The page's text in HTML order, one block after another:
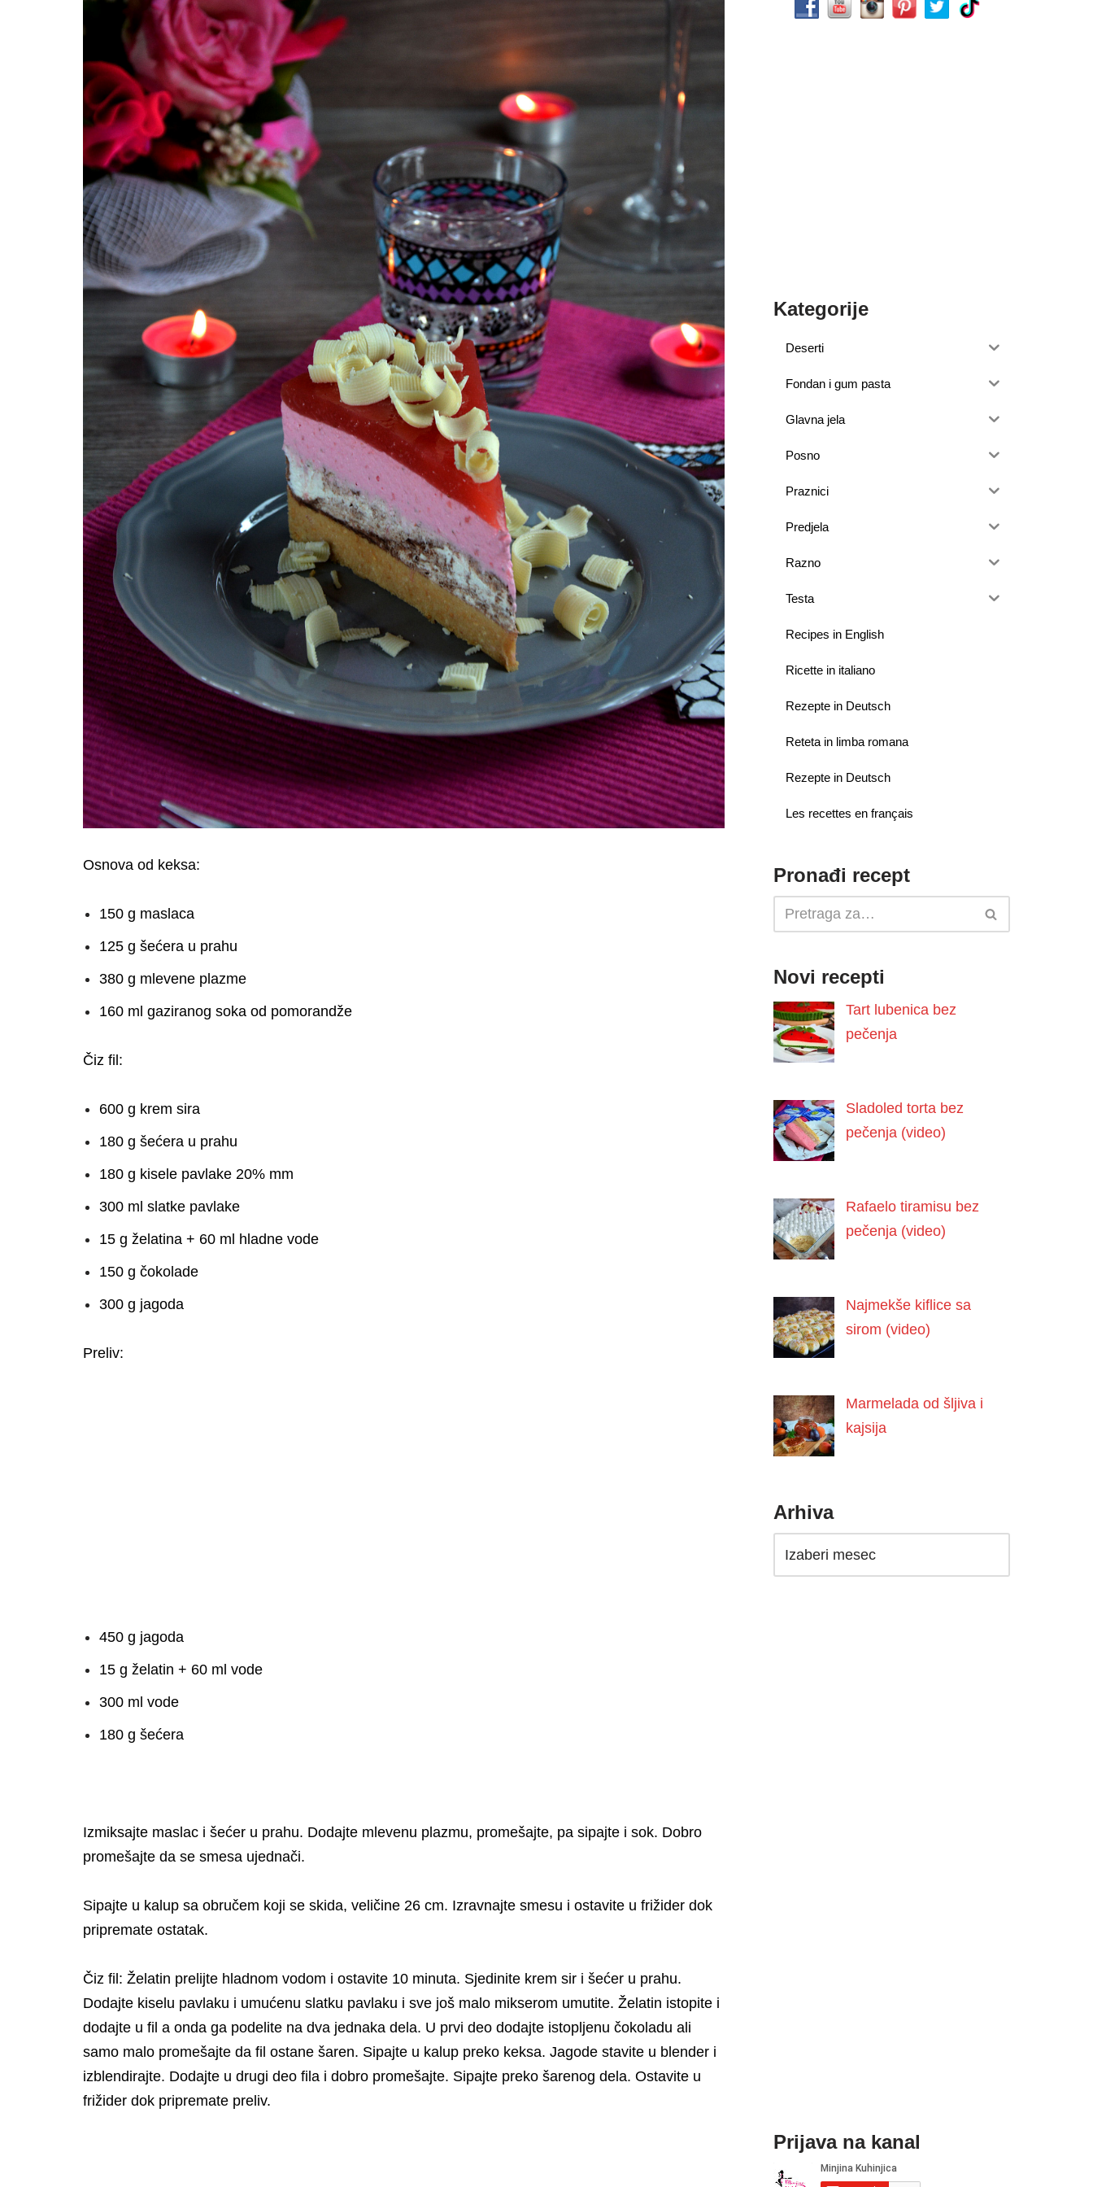
Osnova od keksa:
150 g maslaca
125 g šećera u prahu
380 g mlevene plazme
160 ml gaziranog soka od pomorandže
Čiz fil:
600 g krem sira
180 g šećera u prahu
180 g kisele pavlake 20% mm
300 ml slatke pavlake
15 g želatina + 60 ml hladne vode
150 g čokolade
300 g jagoda
Preliv:
450 g jagoda
15 g želatin + 60 ml vode
300 ml vode
180 g šećera
Izmiksajte maslac i šećer u prahu. Dodajte mlevenu plazmu, promešajte, pa sipajte i sok. Dobro
promešajte da se smesa ujednači.
Sipajte u kalup sa obručem koji se skida, veličine 26 cm. Izravnajte smesu i ostavite u frižider dok
pripremate ostatak.
Čiz fil: Želatin prelijte hladnom vodom i ostavite 10 minuta. Sjedinite krem sir i šećer u prahu.
Dodajte kiselu pavlaku i umućenu slatku pavlaku i sve još malo mikserom umutite. Želatin istopite i
dodajte u fil a onda ga podelite na dva jednaka dela. U prvi deo dodajte istopljenu čokoladu ali
samo malo promešajte da fil ostane šaren. Sipajte u kalup preko keksa. Jagode stavite u blender i
izblendirajte. Dodajte u drugi deo fila i dobro promešajte. Sipajte preko šarenog dela. Ostavite u
frižider dok pripremate preliv.
Kategorije
Deserti
Fondan i gum pasta
Glavna jela
Posno
Praznici
Predjela
Razno
Testa
Recipes in English
Ricette in italiano
Rezepte in Deutsch
Reteta in limba romana
Rezepte in Deutsch
Les recettes en français
Pronađi recept
Novi recepti
Tart lubenica bez
pečenja
Sladoled torta bez
pečenja (video)
Rafaelo tiramisu bez
pečenja (video)
Najmekše kiflice sa
sirom (video)
Marmelada od šljiva i
kajsija
Arhiva
Prijava na kanal